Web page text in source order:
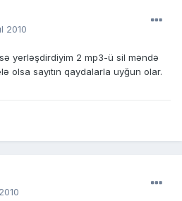
2010
yerləşdirdiyim 2 mp3-ü sil məndə
olsa sayıtın qaydalarla uyğun olar.